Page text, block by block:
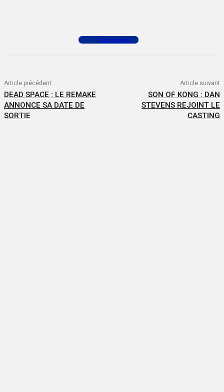
Commenter
Article précédent
DEAD SPACE : LE REMAKE
ANNONCE SA DATE DE
SORTIE
Article suivant
SON OF KONG : DAN
STEVENS REJOINT LE
CASTING